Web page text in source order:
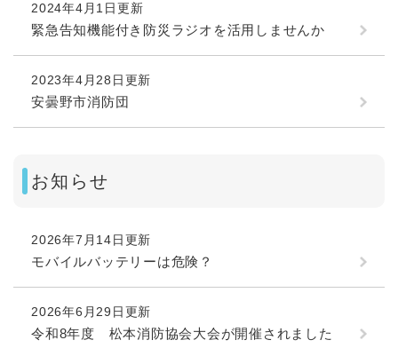
2024年4月1日更新
緊急告知機能付き防災ラジオを活用しませんか
2023年4月28日更新
安曇野市消防団
お知らせ
2026年7月14日更新
モバイルバッテリーは危険？
2026年6月29日更新
令和8年度 松本消防協会大会が開催されました